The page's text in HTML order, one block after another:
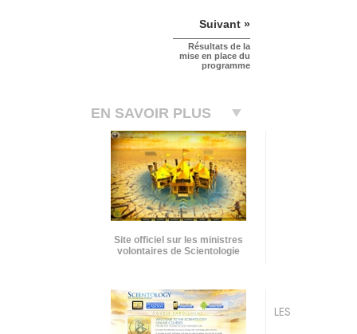
Suivant »
Résultats de la
mise en place du
programme
EN SAVOIR PLUS
Site officiel sur les ministres
volontaires de Scientologie
LES